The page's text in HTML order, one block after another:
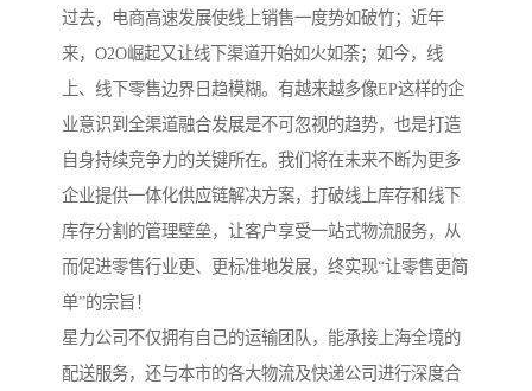
过去，电商高速发展使线上销售一度势如破竹；近年
来，O2O崛起又让线下渠道开始如火如荼；如今，线
上、线下零售边界日趋模糊。有越来越多像EP这样的企
业意识到全渠道融合发展是不可忽视的趋势，也是打造
自身持续竞争力的关键所在。我们将在未来不断为更多
企业提供一体化供应链解决方案，打破线上库存和线下
库存分割的管理壁垒，让客户享受一站式物流服务，从
而促进零售行业更、更标准地发展，终实现“让零售更简
单”的宗旨！
星力公司不仅拥有自己的运输团队，能承接上海全境的
配送服务，还与本市的各大物流及快递公司进行深度合